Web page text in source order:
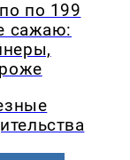
по 199
сажаю: